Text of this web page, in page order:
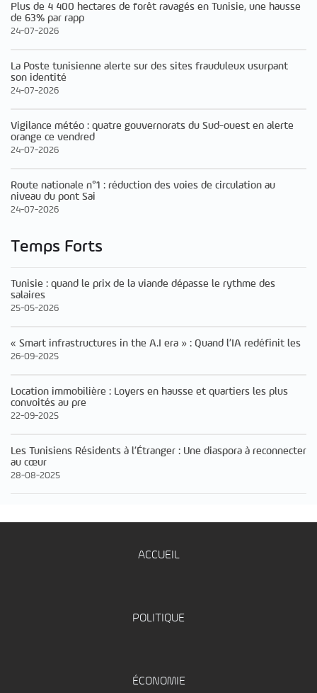
Plus de 4 400 hectares de forêt ravagés en Tunisie, une hausse
de 63% par rapp
24-07-2026
La Poste tunisienne alerte sur des sites frauduleux usurpant
son identité
24-07-2026
Vigilance météo : quatre gouvernorats du Sud-ouest en alerte
orange ce vendred
24-07-2026
Route nationale n°1 : réduction des voies de circulation au
niveau du pont Sai
24-07-2026
Temps Forts
Tunisie : quand le prix de la viande dépasse le rythme des
salaires
25-05-2026
« Smart infrastructures in the A.I era » : Quand l’IA redéfinit les
26-09-2025
Location immobilière : Loyers en hausse et quartiers les plus
convoités au pre
22-09-2025
Les Tunisiens Résidents à l’Étranger : Une diaspora à reconnecter
au cœur
28-08-2025
ACCUEIL
POLITIQUE
ÉCONOMIE